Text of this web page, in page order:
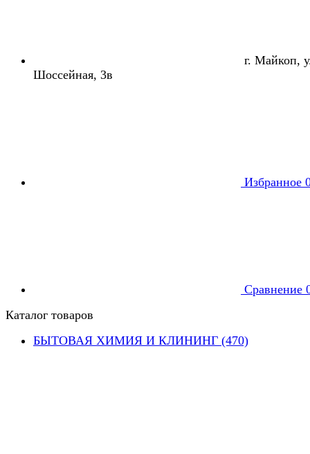
г. Майкоп,
Шоссейная, 3в
Избранное
Сравнение
Каталог товаров
БЫТОВАЯ ХИМИЯ И КЛИНИНГ (470)